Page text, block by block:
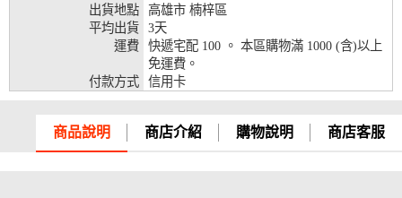
出貨地點
高雄市 楠梓區
平均出貨
3天
運費
快遞宅配 100 。 本區購物滿 1000 (含)以上
免運費。
付款方式
信用卡
商品說明 商店介紹 購物說明 商店客服
兆豐銀行、合作金庫、第一銀行、華南銀行、
彰化銀行、上海銀行、富邦銀行、國泰世華、
台灣企銀、台中銀行、匯豐銀行、華泰銀行、
臺灣新光銀行、陽信銀行、聯邦銀行、遠東商
銀、元大銀行、永豐銀行、玉山銀行、凱基銀
託、台灣樂天、三信商銀
兆豐銀行、合作金庫、第一銀行、華南銀行、